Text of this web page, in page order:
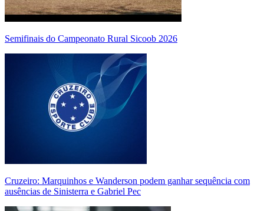
Semifinais do Campeonato Rural Sicoob 2026
Cruzeiro: Marquinhos e Wanderson podem ganhar sequência com
ausências de Sinisterra e Gabriel Pec